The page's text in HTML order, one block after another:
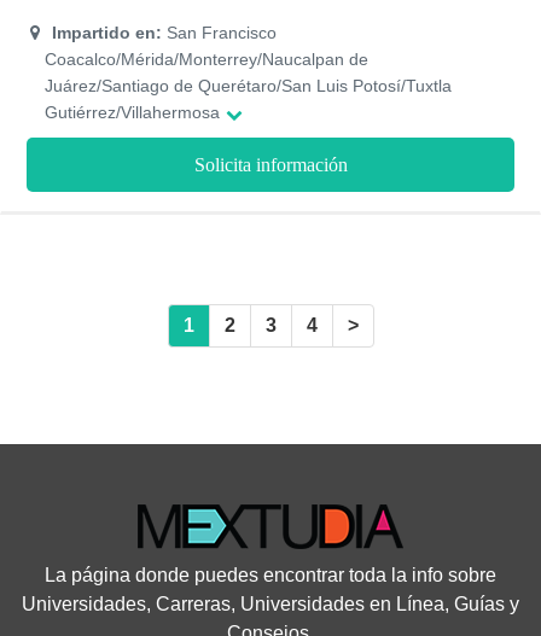
laboratorios igualmente puedes contar con certificaciones con
validez internacional como Certified SolidWorks proffessional-
CSWP, y Certified SolidWorks Associate-CSWA.
Impartido en: San Francisco
Coacalco/Mérida/Monterrey/Naucalpan de
Juárez/Santiago de Querétaro/San Luis Potosí/Tuxtla
Gutiérrez/Villahermosa
Solicita información
1 2 3 4 >
La página donde puedes encontrar toda la info sobre
Universidades, Carreras, Universidades en Línea, Guías y